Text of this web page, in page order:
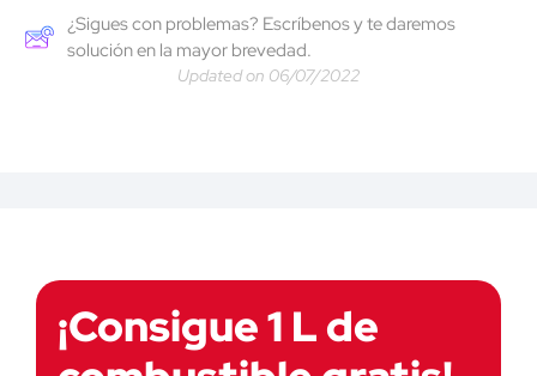
¿Sigues con problemas? Escríbenos y te daremos
solución en la mayor brevedad.
Updated on 06/07/2022
¡Consigue 1 L de